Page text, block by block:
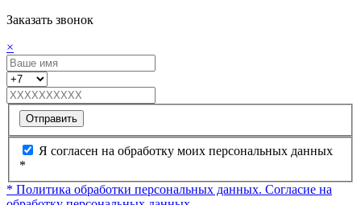
Заказать звонок
×
Отправить
Я согласен на обработку моих персональных данных
*
* Политика обработки персональных данных. Согласие на